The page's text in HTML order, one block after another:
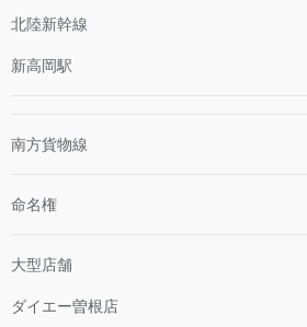
北陸新幹線
新高岡駅
南方貨物線
命名権
大型店舗
ダイエー曽根店